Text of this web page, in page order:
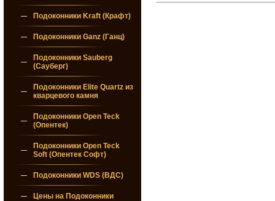
Подоконники Kraft (Крафт)
Подоконники Ganz (Ганц)
Подоконники Sauberg
(Сауберг)
Подоконники Elite Quartz из
кварцевого камня
Подоконники Open Teck
(Опентек)
Подоконники Open Teck
Soft (Опентек Софт)
Подоконники WDS (ВДС)
Цены на Подоконники